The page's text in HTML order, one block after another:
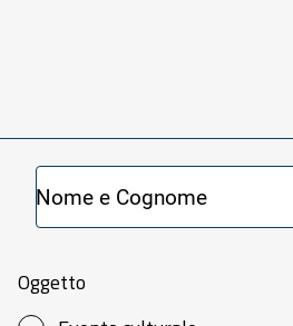
Oggetto